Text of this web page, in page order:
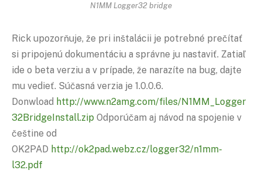
N1MM Logger32 bridge
Rick upozorňuje, že pri inštalácii je potrebné prečítať
si pripojenú dokumentáciu a správne ju nastaviť. Zatiaľ
ide o beta verziu a v prípade, že narazíte na bug, dajte
mu vedieť. Súčasná verzia je 1.0.0.6.
Donwload http://www.n2amg.com/files/N1MM_Logger
32BridgeInstall.zip Odporúčam aj návod na spojenie v
češtine od
OK2PAD http://ok2pad.webz.cz/logger32/n1mm-
l32.pdf